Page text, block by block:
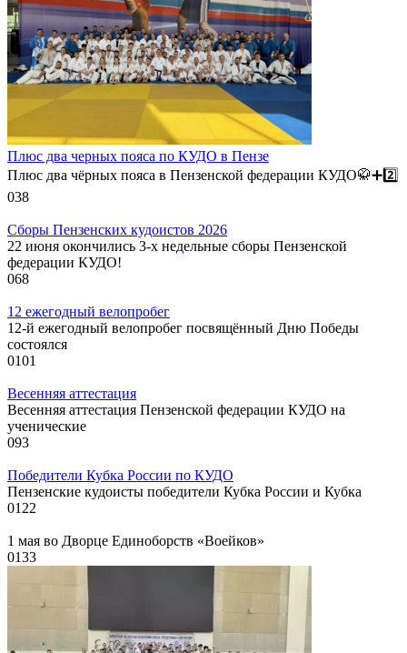
Плюс два черных пояса по КУДО в Пензе
Плюс два чёрных пояса в Пензенской федерации КУДО🥋➕️2️⃣
038
Сборы Пензенских кудоистов 2026
22 июня окончились 3-х недельные сборы Пензенской
федерации КУДО!
068
12 ежегодный велопробег
12-й ежегодный велопробег посвящённый Дню Победы
состоялся
0101
Весенняя аттестация
Весенняя аттестация Пензенской федерации КУДО на
ученические
093
Победители Кубка России по КУДО
Пензенские кудоисты победители Кубка России и Кубка
0122
1 мая во Дворце Единоборств «Воейков»
0133